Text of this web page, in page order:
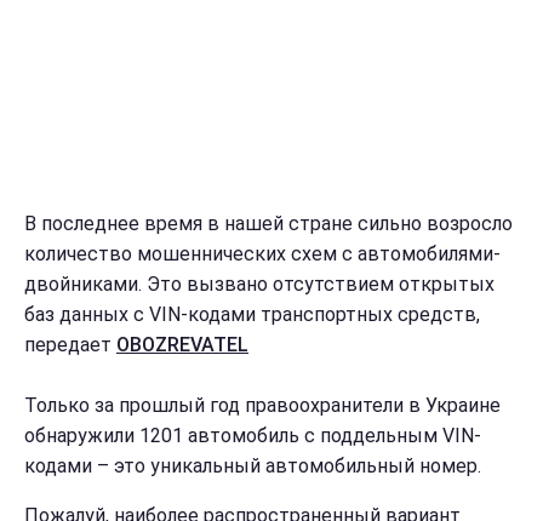
В последнее время в нашей стране сильно возросло
количество мошеннических схем с автомобилями-
двойниками. Это вызвано отсутствием открытых
баз данных с VIN-кодами транспортных средств,
передает OBOZREVATEL
Только за прошлый год правоохранители в Украине
обнаружили 1201 автомобиль с поддельным VIN-
кодами – это уникальный автомобильный номер.
Пожалуй, наиболее распространенный вариант